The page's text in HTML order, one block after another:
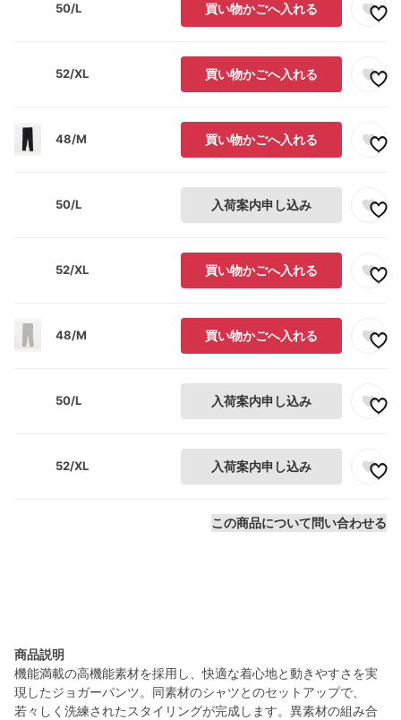
50/L 買い物かごへ入れる
52/XL 買い物かごへ入れる
48/M 買い物かごへ入れる
50/L 入荷案内申し込み
52/XL 買い物かごへ入れる
48/M 買い物かごへ入れる
50/L 入荷案内申し込み
52/XL 入荷案内申し込み
この商品について問い合わせる
商品説明
機能満載の高機能素材を採用し、快適な着心地と動きやすさを実
現したジョガーパンツ。同素材のシャツとのセットアップで、
若々しく洗練されたスタイリングが完成します。異素材の組み合